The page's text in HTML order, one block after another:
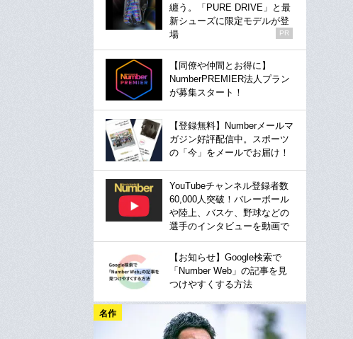
纏う。「PURE DRIVE」と最
新シューズに限定モデルが登
場
PR
【同僚や仲間とお得に】
NumberPREMIER法人プラン
が募集スタート！
【登録無料】Numberメールマ
ガジン好評配信中。スポーツ
の「今」をメールでお届け！
YouTubeチャンネル登録者数
60,000人突破！バレーボール
や陸上、バスケ、野球などの
選手のインタビューを動画で
【お知らせ】Google検索で
「Number Web」の記事を見
つけやすくする方法
名作